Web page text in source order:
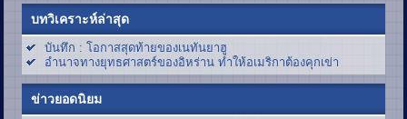
บทวิเคราะห์ล่าสุด
บันทึก : โอกาสสุดท้ายของเนทันยาฮู
อำนาจทางยุทธศาสตร์ของอิหร่าน ทำให้อเมริกาต้องคุกเข่า
ข่าวยอดนิยม